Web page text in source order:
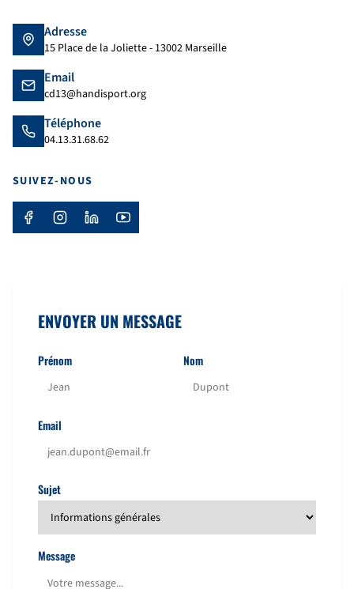
Adresse
15 Place de la Joliette - 13002 Marseille
Email
cd13@handisport.org
Téléphone
04.13.31.68.62
SUIVEZ-NOUS
ENVOYER UN MESSAGE
Prénom Nom
Email
Sujet
Message